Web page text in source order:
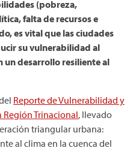
(pobreza,
falta de recursos e
es vital que las ciudades
su vulnerabilidad al
un desarrollo resiliente al
Reporte de Vulnerabilidad y
Región Trinacional, llevado
triangular urbana:
al clima en la cuenca del